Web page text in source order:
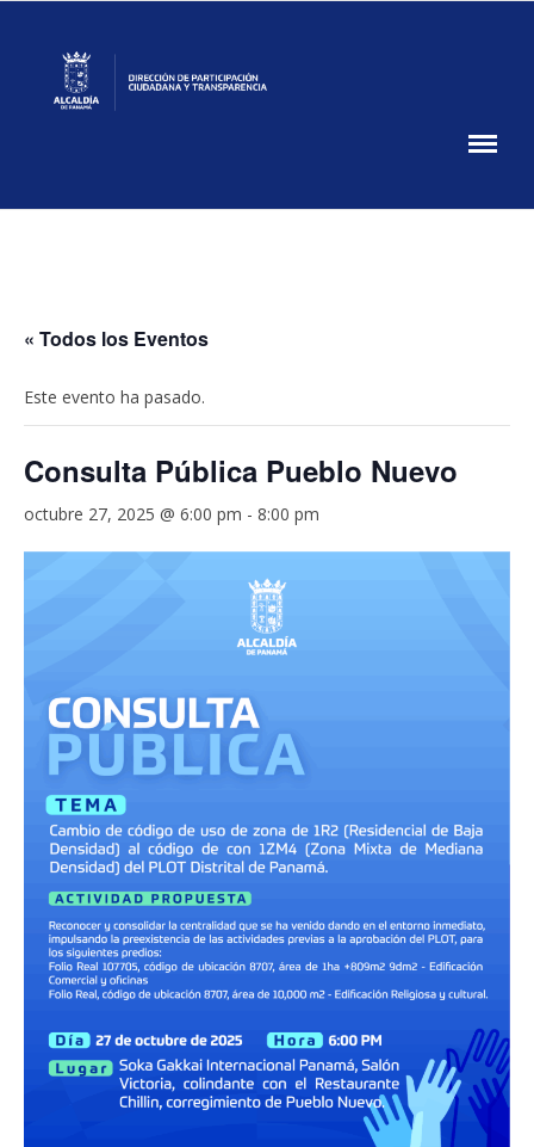
Participación
Ciudadana
« Todos los Eventos
Este evento ha pasado.
Consulta Pública Pueblo Nuevo
octubre 27, 2025 @ 6:00 pm - 8:00 pm